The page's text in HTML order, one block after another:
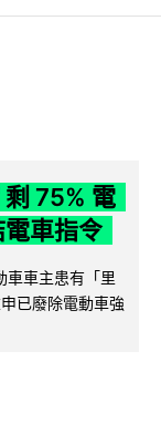
75% 電
車指令
車車主患有「里
已廢除電動車強